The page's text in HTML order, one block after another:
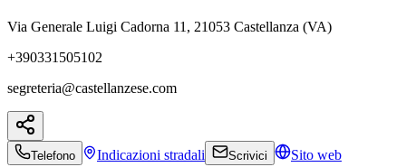
Via Generale Luigi Cadorna 11, 21053 Castellanza (VA)
+390331505102
segreteria@castellanzese.com
Telefono Indicazioni stradali Scrivici Sito web